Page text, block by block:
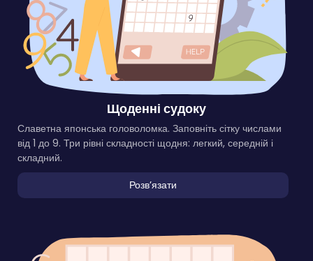
Щоденні судоку
Славетна японська головоломка. Заповніть сітку числами
від 1 до 9. Три рівні складності щодня: легкий, середній і
складний.
Розвʼязати